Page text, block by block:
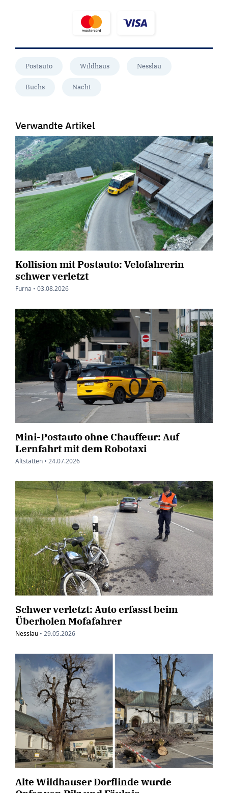
Postauto Wildhaus Nesslau
Buchs Nacht
Verwandte Artikel
Kollision mit Postauto: Velofahrerin
schwer verletzt
Furna • 03.08.2026
Mini-Postauto ohne Chauffeur: Auf
Lernfahrt mit dem Robotaxi
Altstätten • 24.07.2026
Schwer verletzt: Auto erfasst beim
Überholen Mofafahrer
Nesslau • 29.05.2026
Alte Wildhauser Dorflinde wurde